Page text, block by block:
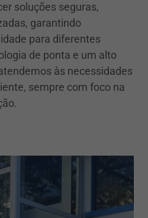
soluções seguras,
garantindo
para diferentes
de ponta e um alto
às necessidades
sempre com foco na